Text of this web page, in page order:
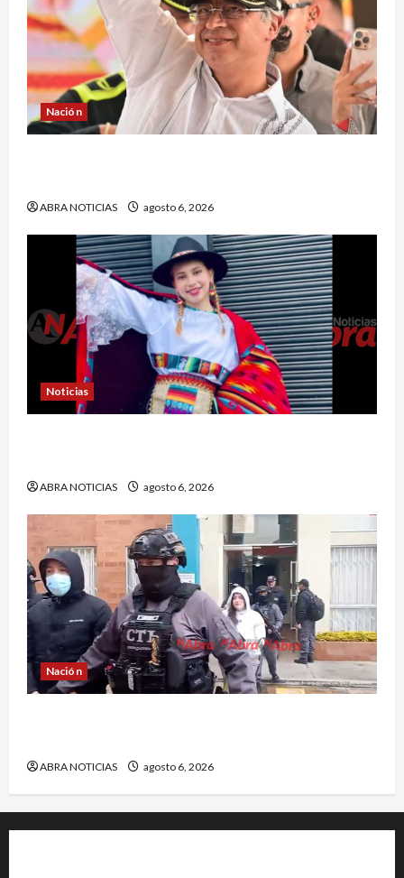
Nación
ABRA NOTICIAS agosto 6, 2026
Noticias
ABRA NOTICIAS agosto 6, 2026
Nación
ABRA NOTICIAS agosto 6, 2026